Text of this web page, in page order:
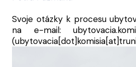
Svoje otázky k procesu
na e-mail: